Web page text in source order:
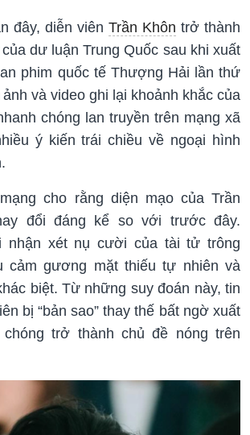
đây, diễn viên Trần Khôn trở thành
dư luận Trung Quốc sau khi xuất
phim quốc tế Thượng Hải lần thứ
và video ghi lại khoảnh khắc của
chóng lan truyền trên mạng xã
ý kiến trái chiều về ngoại hình
cho rằng diện mạo của Trần
đổi đáng kể so với trước đây.
nhận xét nụ cười của tài tử trông
cảm gương mặt thiếu tự nhiên và
biệt. Từ những suy đoán này, tin
bị “bản sao” thay thế bất ngờ xuất
trở thành chủ đề nóng trên